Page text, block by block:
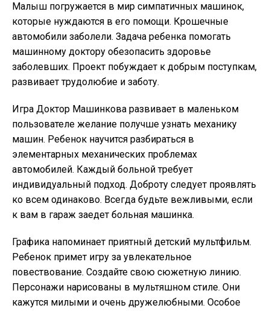
Малыш погружается в мир симпатичных машинок,
которые нуждаются в его помощи. Крошечные
автомобили заболели. Задача ребенка помогать
машинному доктору обезопасить здоровье
заболевших. Проект побуждает к добрым поступкам,
развивает трудолюбие и заботу.
Игра Доктор Машинкова развивает в маленьком
пользователе желание получше узнать механику
машин. Ребенок научится разбираться в
элементарных механических проблемах
автомобилей. Каждый больной требует
индивидуальный подход. Доброту следует проявлять
ко всем одинаково. Всегда будьте вежливыми, если
к вам в гараж заедет больная машинка.
Графика напоминает приятный детский мультфильм.
Ребенок примет игру за увлекательное
повествование. Создайте свою сюжетную линию.
Персонажи нарисованы в мультяшном стиле. Они
кажутся милыми и очень дружелюбными. Особое